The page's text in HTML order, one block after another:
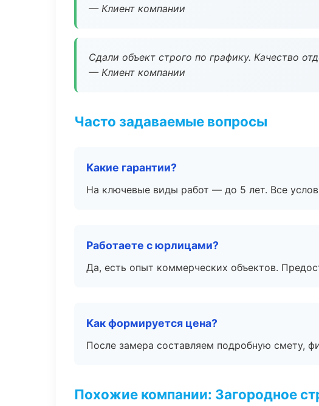
— Клиент компании
Сдали объект строго по графику. Качество
— Клиент компании
Часто задаваемые вопросы
Какие гарантии?
На ключевые виды работ — до 5 лет. Все
Работаете с юрлицами?
Да, есть опыт коммерческих объектов.
Как формируется цена?
После замера составляем подробную смету,
Похожие компании: Загородное